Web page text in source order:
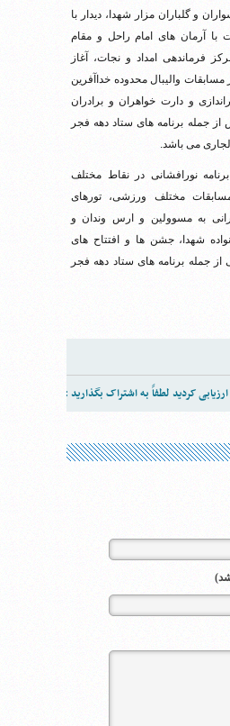
و گلباران مزار شهدا، دیدار با
با آرمان های امام راحل و مقام
فرماندهی امداد و نجات، آغاز
والیبال محدوده خداآفرین
و دارت خواهران و برادران
جمله برنامه های ستاد دهه فجر
نورافشانی در نقاط مختلف
مختلف ورزشی، تورهای
به مسوولین و ارس وندان و
شهدا، جشن ها و افتتاح های
جمله برنامه های ستاد دهه فجر
کردید لطفاً به اشتراک بگذارید :